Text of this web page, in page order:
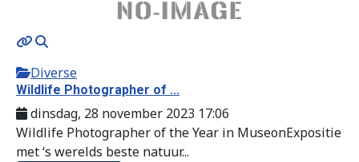
Diverse
Wildlife Photographer of ...
dinsdag, 28 november 2023 17:06
Wildlife Photographer of the Year in MuseonExpositie
met ‘s werelds beste natuur...